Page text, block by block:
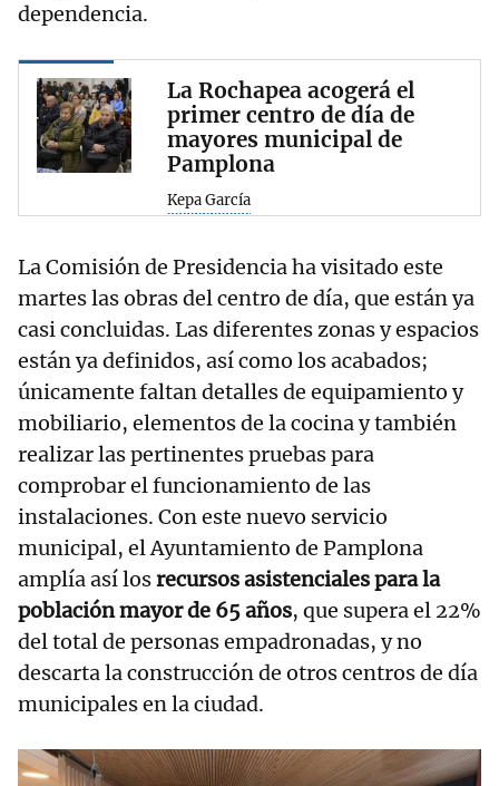
dependencia.
La Rochapea acogerá el
primer centro de día de
mayores municipal de
Pamplona
Kepa García
La Comisión de Presidencia ha visitado este
martes las obras del centro de día, que están ya
casi concluidas. Las diferentes zonas y espacios
están ya definidos, así como los acabados;
únicamente faltan detalles de equipamiento y
mobiliario, elementos de la cocina y también
realizar las pertinentes pruebas para
comprobar el funcionamiento de las
instalaciones. Con este nuevo servicio
municipal, el Ayuntamiento de Pamplona
amplía así losrecursos asistenciales para la
población mayor de 65 años, que supera el 22%
del total de personas empadronadas, y no
descarta la construcción de otros centros de día
municipales en la ciudad.